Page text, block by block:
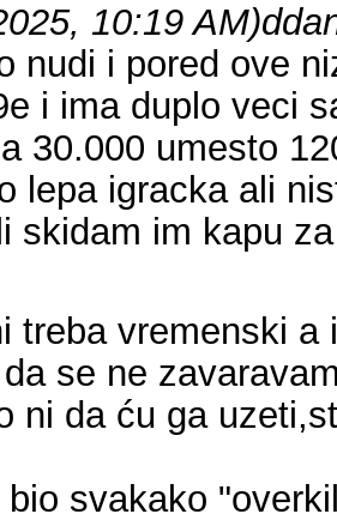
10:19 AM)
nudi i pored ove
i ima duplo veci
30.000 umesto
lepa igracka ali
skidam im kapu
treba vremenski
se ne
ni da ću ga
bio svakako